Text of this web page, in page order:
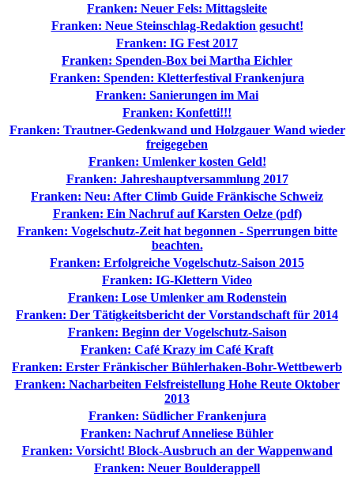
Franken: Neuer Fels: Mittagsleite
Franken: Neue Steinschlag-Redaktion gesucht!
Franken: IG Fest 2017
Franken: Spenden-Box bei Martha Eichler
Franken: Spenden: Kletterfestival Frankenjura
Franken: Sanierungen im Mai
Franken: Konfetti!!!
Franken: Trautner-Gedenkwand und Holzgauer Wand wieder
freigegeben
Franken: Umlenker kosten Geld!
Franken: Jahreshauptversammlung 2017
Franken: Neu: After Climb Guide Fränkische Schweiz
Franken: Ein Nachruf auf Karsten Oelze (pdf)
Franken: Vogelschutz-Zeit hat begonnen - Sperrungen bitte
beachten.
Franken: Erfolgreiche Vogelschutz-Saison 2015
Franken: IG-Klettern Video
Franken: Lose Umlenker am Rodenstein
Franken: Der Tätigkeitsbericht der Vorstandschaft für 2014
Franken: Beginn der Vogelschutz-Saison
Franken: Café Krazy im Café Kraft
Franken: Erster Fränkischer Bühlerhaken-Bohr-Wettbewerb
Franken: Nacharbeiten Felsfreistellung Hohe Reute Oktober
2013
Franken: Südlicher Frankenjura
Franken: Nachruf Anneliese Bühler
Franken: Vorsicht! Block-Ausbruch an der Wappenwand
Franken: Neuer Boulderappell